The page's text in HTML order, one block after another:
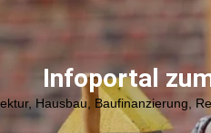
Infoportal
Hausbau, Baufinanzierung,